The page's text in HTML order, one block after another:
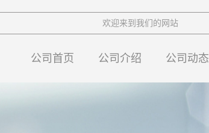
欢迎来到我们的网站
公司首页 公司介绍 公司动态